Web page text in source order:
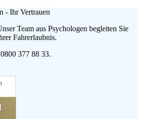
- Ihr Vertrauen
Team aus Psychologen begleiten Sie
Fahrerlaubnis.
377 88 33.